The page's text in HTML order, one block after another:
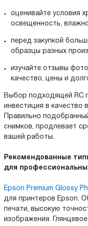
оценивайте условия
освещенность,
перед закупкой
образцы разных
изучайте отзывы
качество, цены и
Выбор подходящей RC
инвестиция в качество
Правильно
снимков, продлевает
вашей работы.
Рекомендованные
для
Epson Premium Glossy
для принтеров Epson.
печати, высокую
изображения.